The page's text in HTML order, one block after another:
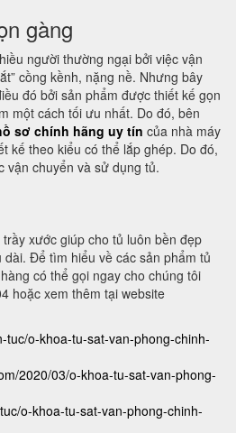
gàng
người thường ngại bởi việc vận
cồng kềnh, nặng nề. Nhưng bây
đó bởi sản phẩm được thiết kế gọn
một cách tối ưu nhất. Do đó, bên
sơ chính hãng uy tín của nhà máy
kế theo kiểu có thể lắp ghép. Do đó,
vận chuyển và sử dụng tủ.
xước giúp cho tủ luôn bền đẹp
Để tìm hiểu về các sản phẩm tủ
có thể gọi ngay cho chúng tôi
hoặc xem thêm tại website
tuc/o-khoa-tu-sat-van-phong-chinh-
2020/03/o-khoa-tu-sat-van-phong-
o-khoa-tu-sat-van-phong-chinh-